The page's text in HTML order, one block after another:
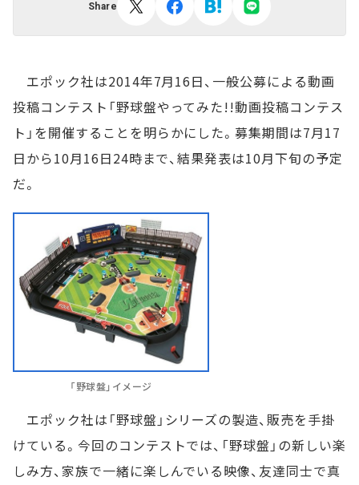
Share
エポック社は2014年7月16日、一般公募による動画
投稿コンテスト「野球盤やってみた!!動画投稿コンテス
ト」を開催することを明らかにした。募集期間は7月17
日から10月16日24時まで、結果発表は10月下旬の予定
だ。
「野球盤」イメージ
エポック社は「野球盤」シリーズの製造、販売を手掛
けている。今回のコンテストでは、「野球盤」の新しい楽
しみ方、家族で一緒に楽しんでいる映像、友達同士で真